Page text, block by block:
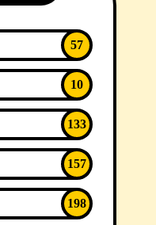
57
10
133
157
198